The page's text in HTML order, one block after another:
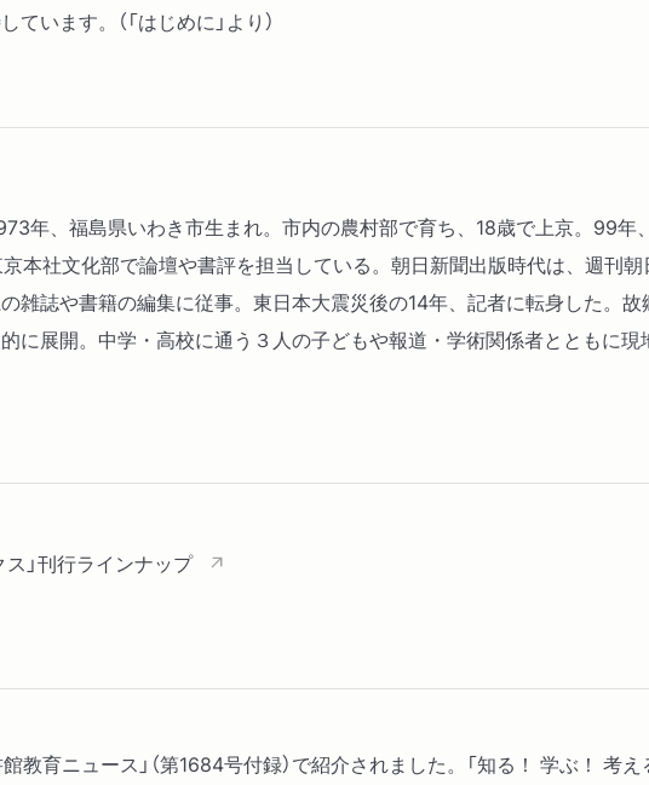
います。（「はじめに」より）
年、福島県いわき市生まれ。市内の農村部で育ち、18歳で上京。99
本社文化部で論壇や書評を担当している。朝日新聞出版時代は、週刊朝
雑誌や書籍の編集に従事。東日本大震災後の14年、記者に転身した。
に展開。中学・高校に通う３人の子どもや報道・学術関係者とともに
ス」刊行ラインナップ
館教育ニュース」（第1684号付録）で紹介されました。「知る！ 学ぶ！ 考え